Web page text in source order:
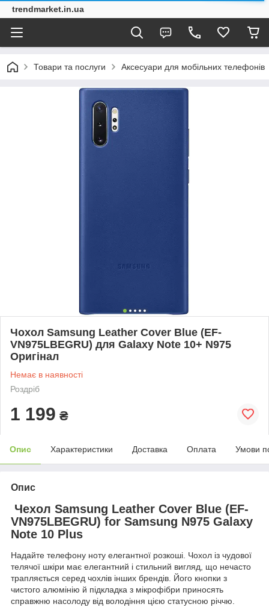
trendmarket.in.ua
Товари та послуги Аксесуари для мобільних телефонів
Чохол Samsung Leather Cover Blue (EF-
VN975LBEGRU) для Galaxy Note 10+ N975
Оригінал
Немає в наявності
Роздріб
1 199 ₴
Опис Характеристики Доставка Оплата Умови
Опис
Чехол Samsung Leather Cover Blue (EF-
VN975LBEGRU) for Samsung N975 Galaxy
Note 10 Plus
Надайте телефону ноту елегантної розкоші. Чохол із чудової
телячої шкіри має елегантний і стильний вигляд, що нечасто
трапляється серед чохлів інших брендів. Його кнопки з
чистого алюмінію й підкладка з мікрофібри приносять
справжню насолоду від володіння цією статусною річчю.